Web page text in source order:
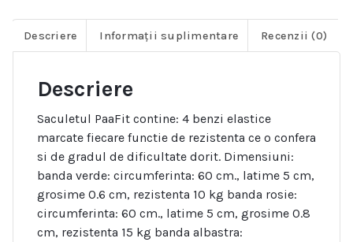
dificultate,
de
cm
x
5
cm,
saculet
de
protectie
Descriere Informații suplimentare Recenzii (0)
Descriere
Saculetul PaaFit contine: 4 benzi elastice
marcate fiecare functie de rezistenta ce o confera
si de gradul de dificultate dorit. Dimensiuni:
banda verde: circumferinta: 60 cm., latime 5 cm,
grosime 0.6 cm, rezistenta 10 kg banda rosie:
circumferinta: 60 cm., latime 5 cm, grosime 0.8
cm, rezistenta 15 kg banda albastra: